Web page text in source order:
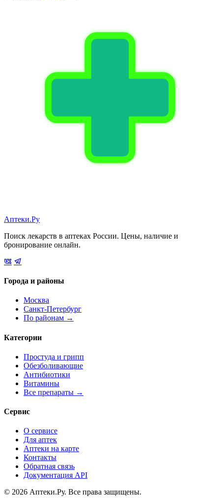
Аптеки.Ру
Поиск лекарств в аптеках России. Цены, наличие и
бронирование онлайн.
Города и районы
Москва
Санкт-Петербург
По районам →
Категории
Простуда и грипп
Обезболивающие
Антибиотики
Витамины
Все препараты →
Сервис
О сервисе
Для аптек
Аптеки на карте
Контакты
Обратная связь
Документация API
© 2026 Аптеки.Ру. Все права защищены.